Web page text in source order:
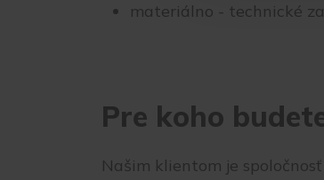
materiálno - technické
Pre koho
Našim klientom je